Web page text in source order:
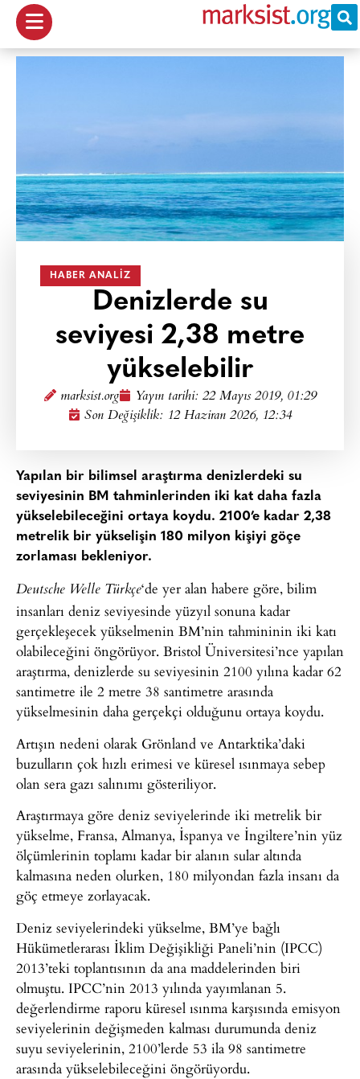
HABER ANALIZ
Denizlerde su
seviyesi 2,38 metre
yükselebilir
marksist.org Yayın tarihi: 22 Mayıs 2019, 01:29
Son Değişiklik: 12 Haziran 2026, 12:34
Yapılan bir bilimsel araştırma denizlerdeki su
seviyesinin BM tahminlerinden iki kat daha fazla
yükselebileceğini ortaya koydu. 2100’e kadar 2,38
metrelik bir yükselişin 180 milyon kişiyi göçe
zorlaması bekleniyor.​
Deutsche Welle Türkçe‘de yer alan habere göre, bilim
insanları deniz seviyesinde yüzyıl sonuna kadar
gerçekleşecek yükselmenin BM’nin tahmininin iki katı
olabileceğini öngörüyor. Bristol Üniversitesi’nce yapılan
araştırma, denizlerde su seviyesinin 2100 yılına kadar 62
santimetre ile 2 metre 38 santimetre arasında
yükselmesinin daha gerçekçi olduğunu ortaya koydu.
Artışın nedeni olarak Grönland ve Antarktika’daki
buzulların çok hızlı erimesi ve küresel ısınmaya sebep
olan sera gazı salınımı gösteriliyor.
Araştırmaya göre deniz seviyelerinde iki metrelik bir
yükselme, Fransa, Almanya, İspanya ve İngiltere’nin yüz
ölçümlerinin toplamı kadar bir alanın sular altında
kalmasına neden olurken, 180 milyondan fazla insanı da
göç etmeye zorlayacak.
Deniz seviyelerindeki yükselme, BM’ye bağlı
Hükümetlerarası İklim Değişikliği Paneli’nin (IPCC)
2013’teki toplantısının da ana maddelerinden biri
olmuştu. IPCC’nin 2013 yılında yayımlanan 5.
değerlendirme raporu küresel ısınma karşısında emisyon
seviyelerinin değişmeden kalması durumunda deniz
suyu seviyelerinin, 2100’lerde 53 ila 98 santimetre
arasında yükselebileceğini öngörüyordu.